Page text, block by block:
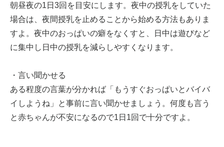
朝昼夜の1日3回を目安にします。夜中の授乳をしていた
場合は、夜間授乳を止めることから始める方法もありま
すよ。夜中のおっぱいの癖をなくすと、日中は遊びなど
に集中し日中の授乳を減らしやすくなります。
・言い聞かせる
ある程度の言葉が分かれば「もうすぐおっぱいとバイバ
イしようね」と事前に言い聞かせましょう。何度も言う
と赤ちゃんが不安になるので1日1回で十分ですよ。